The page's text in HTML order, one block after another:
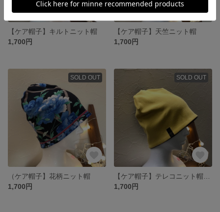
【ケア帽子】キルトニット帽
1,700円
【ケア帽子】天竺ニット帽
1,700円
SOLD OUT
（ケア帽子】花柄ニット帽
1,700円
SOLD OUT
1,700円